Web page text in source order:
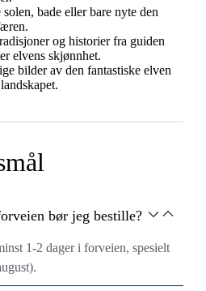
bade eller bare nyte den
og historier fra guiden
elvens skjønnhet.
bilder av den fantastiske elven
bør jeg bestille?
1-2 dager i forveien, spesielt